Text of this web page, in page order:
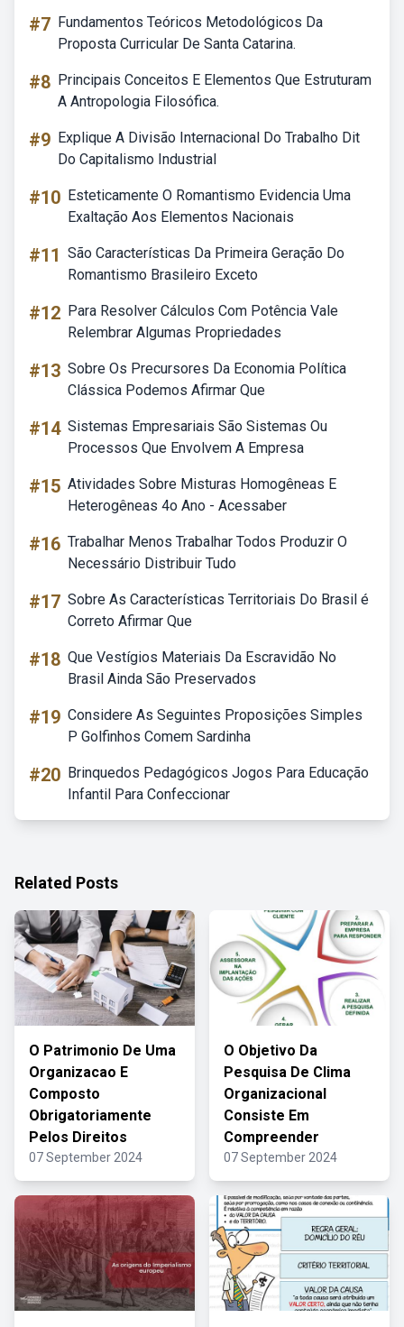
#7 Fundamentos Teóricos Metodológicos Da
Proposta Curricular De Santa Catarina.
#8 Principais Conceitos E Elementos Que Estruturam
A Antropologia Filosófica.
#9 Explique A Divisão Internacional Do Trabalho Dit
Do Capitalismo Industrial
#10 Esteticamente O Romantismo Evidencia Uma
Exaltação Aos Elementos Nacionais
#11 São Características Da Primeira Geração Do
Romantismo Brasileiro Exceto
#12 Para Resolver Cálculos Com Potência Vale
Relembrar Algumas Propriedades
#13 Sobre Os Precursores Da Economia Política
Clássica Podemos Afirmar Que
#14 Sistemas Empresariais São Sistemas Ou
Processos Que Envolvem A Empresa
#15 Atividades Sobre Misturas Homogêneas E
Heterogêneas 4o Ano - Acessaber
#16 Trabalhar Menos Trabalhar Todos Produzir O
Necessário Distribuir Tudo
#17 Sobre As Características Territoriais Do Brasil é
Correto Afirmar Que
#18 Que Vestígios Materiais Da Escravidão No
Brasil Ainda São Preservados
#19 Considere As Seguintes Proposições Simples
P Golfinhos Comem Sardinha
#20 Brinquedos Pedagógicos Jogos Para Educação
Infantil Para Confeccionar
Related Posts
O Patrimonio De Uma
Organizacao E
Composto
Obrigatoriamente
Pelos Direitos
07 September 2024
O Objetivo Da
Pesquisa De Clima
Organizacional
Consiste Em
Compreender
07 September 2024